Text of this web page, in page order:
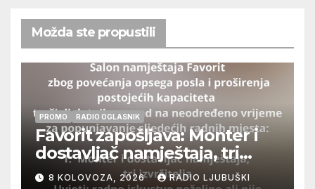
Možda ste propustili
PROMO RADIO OGLASNIK
Favorit zapošljava: Monter i
dostavljač namještaja, tri
izvršitelja
8 KOLOVOZA, 2026 RADIO LJUBUŠKI